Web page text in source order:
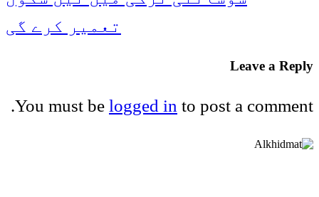
تعمیر کرے گی
Leave a Reply
You must be logged in to post a comment.